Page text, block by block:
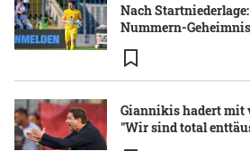
Nach
Nummern-Geheimnis
Giannikis hadert mit
"Wir sind total